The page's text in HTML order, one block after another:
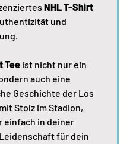
NHL T-Shirt
und
Tee ist nicht nur ein
auch eine
Geschichte der Los
Stolz im Stadion,
einfach in deiner
für dein